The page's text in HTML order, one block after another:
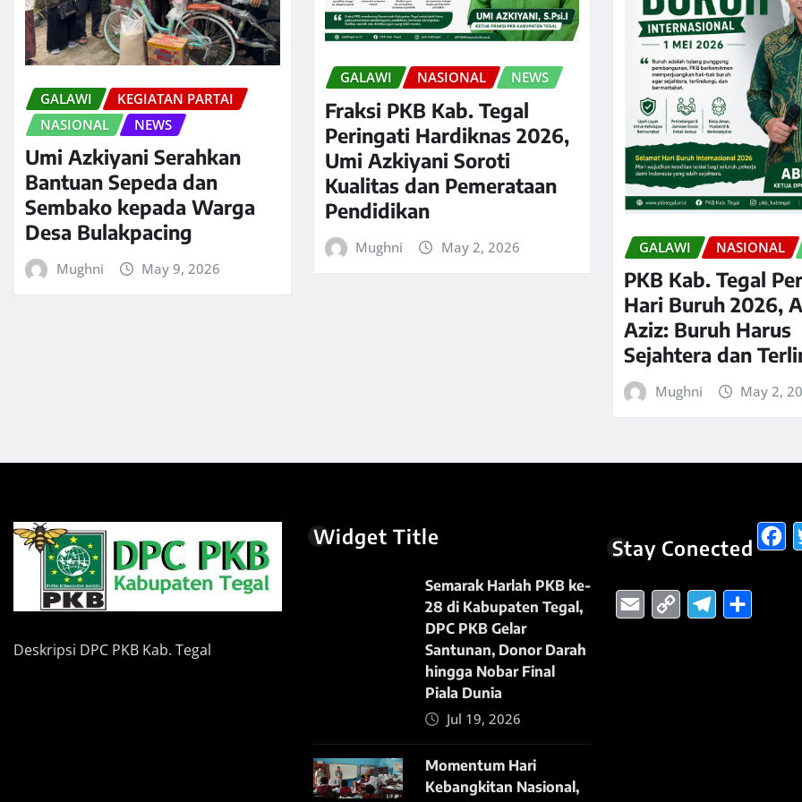
GALAWI
KEGIATAN PARTAI
NASIONAL
NEWS
Umi Azkiyani Serahkan
Bantuan Sepeda dan
Sembako kepada Warga
Desa Bulakpacing
Mughni May 9, 2026
GALAWI NASIONAL NEWS
Fraksi PKB Kab. Tegal
Peringati Hardiknas 2026,
Umi Azkiyani Soroti
Kualitas dan Pemerataan
Pendidikan
Mughni May 2, 2026 GALAWI NASIONAL
PKB Kab. Tegal
Hari Buruh 2026,
Aziz: Buruh Harus
Sejahtera dan
Mughni May 2,
Deskripsi DPC PKB Kab. Tegal
Widget Title
Semarak Harlah PKB ke-
28 di Kabupaten Tegal,
DPC PKB Gelar
Santunan, Donor Darah
hingga Nobar Final
Piala Dunia
Jul 19, 2026
Momentum Hari
Kebangkitan Nasional,
Stay Conected
EmailCopy